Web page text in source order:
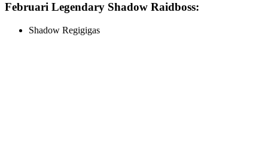
Februari Legendary Shadow Raidboss:
Shadow Regigigas